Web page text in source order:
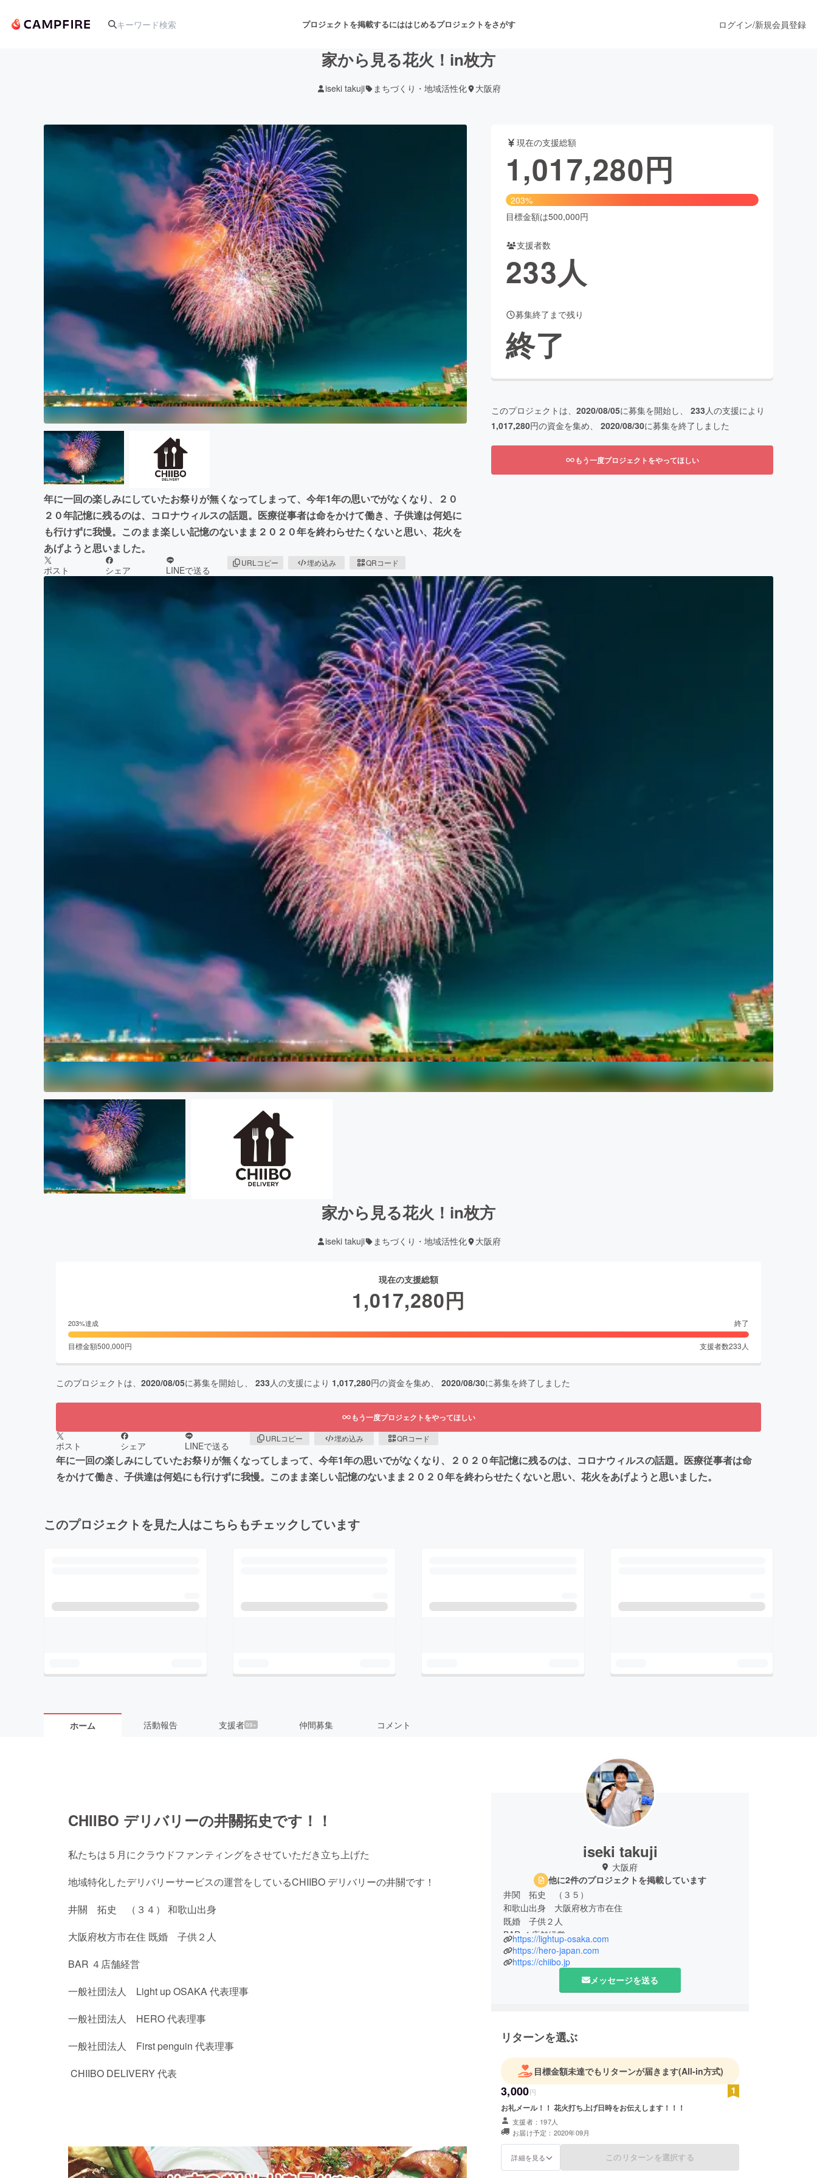
プロジェクトを掲載するにははじめるプロジェクトをさがす
アート・写真 音楽 舞台・パフォーマンス
テクノロジー・ガジェット ゲーム・サービス開発 ファッション
映像・映画 書籍・雑誌出版
ビジネス・起業 チャレンジ ビューティー・ヘルスケア
まちづくり・地域活性化
ログイン/新規会員登録
家から見る花火！in枚方
iseki takuji まちづくり・地域活性化 大阪府
年に一回の楽しみにしていたお祭りが無くなってしまって、今年1年の思いでがなくなり、２０
２０年記憶に残るのは、コロナウィルスの話題。医療従事者は命をかけて働き、子供達は何処に
も行けずに我慢。このまま楽しい記憶のないまま２０２０年を終わらせたくないと思い、花火を
あげようと思いました。
ポスト シェア LINEで送る
URLコピー 埋め込み QRコード
現在の支援総額
1,017,280円
203%
目標金額は500,000円
支援者数
233人
募集終了まで残り
終了
このプロジェクトは、 2020/08/05に募集を開始し、 233人の支援により
1,017,280円の資金を集め、 2020/08/30に募集を終了しました
もう一度プロジェクトをやってほしい
家から見る花火！in枚方
iseki takuji まちづくり・地域活性化 大阪府
現在の支援総額
1,017,280円
203%達成 終了
目標金額500,000円 支援者数233 人
このプロジェクトは、 2020/08/05に募集を開始し、 233人の支援により 1,017,280円の資金を集め、 2020/08/30に募集を終了しました
もう一度プロジェクトをやってほしい
ポスト シェア LINEで送る
URLコピー 埋め込み QRコード
年に一回の楽しみにしていたお祭りが無くなってしまって、今年1年の思いでがなくなり、２０２０年記憶に残るのは、コロナウィルスの話題。医療従事者は命
をかけて働き、子供達は何処にも行けずに我慢。このまま楽しい記憶のないまま２０２０年を終わらせたくないと思い、花火をあげようと思いました。
このプロジェクトを見た人はこちらもチェックしています
ホーム 活動報告 支援者99+ 仲間募集 コメント
CHIIBO デリバリーの井關拓史です！！
私たちは５月にクラウドファンティングをさせていただき立ち上げた
地域特化したデリバリーサービスの運営をしているCHIIBO デリバリーの井關です！
井關 拓史 （３４） 和歌山出身
大阪府枚方市在住 既婚 子供２人
BAR ４店舗経営
一般社団法人 Light up OSAKA 代表理事
一般社団法人 HERO 代表理事
一般社団法人 First penguin 代表理事
CHIIBO DELIVERY 代表
iseki takuji
大阪府
他に2件のプロジェクトを掲載しています
井関 拓史 （３５）
和歌山出身 大阪府枚方市在住
既婚 子供２人
BAR ４店舗経営
一般社団法人 Light up OSAKA 代表理事
一般社団法人 HERO 代表理事
一般社団法人 First penguin 代表理事
CHIIBO DELIVERY 代表
https://lightup-osaka.com
https://hero-japan.com
https://chiibo.jp
メッセージを送る
リターンを選ぶ
目標金額未達でもリターンが届きます(All-in方式)
3,000円
お礼メール！！ 花火打ち上げ日時をお伝えします！！！
支援者：197人
お届け予定：2020年09月
詳細を見る このリターンを選択する